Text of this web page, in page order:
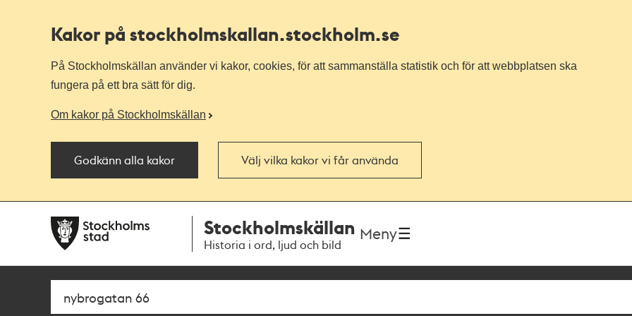
Kakor på stockholmskallan.stockholm.se
På Stockholmskällan använder vi kakor, cookies, för att sammanställa statistik och för att webbplatsen ska
fungera på ett bra sätt för dig.
Om kakor på Stockholmskällan
Godkänn alla kakor Välj vilka kakor vi får använda
navigationen
huvudinnehållet
Stockholmskällan
Historia i ord, ljud och bild
Meny
Sök